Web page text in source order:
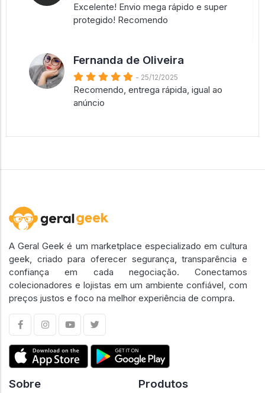
Excelente! Envio mega rápido e super
protegido! Recomendo
Fernanda de Oliveira
- 25/12/2025
Recomendo, entrega rápida, igual ao
anúncio
A Geral Geek é um marketplace especializado em cultura
geek, criado para oferecer segurança, transparência e
confiança em cada negociação. Conectamos
colecionadores e lojistas em um ambiente confiável, com
preços justos e foco na melhor experiência de compra.
Sobre Produtos